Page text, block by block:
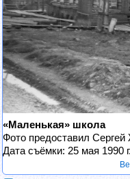
«Маленькая» школа
Фото предоставил
Дата съёмки: 25 мая 1990 г.